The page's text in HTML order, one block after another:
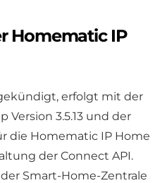
Homematic IP
erfolgt mit der
Version 3.5.13 und der
die Homematic IP Home
der Connect API.
Smart-Home-Zentrale